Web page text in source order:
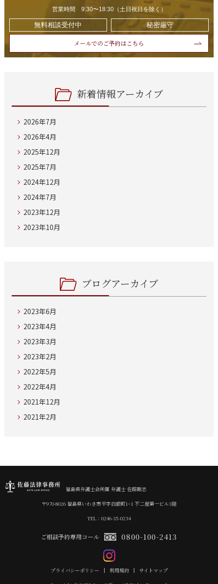
営業時間 9:30〜18:30（土日祝日を除く）
無料相談受付中 秘密厳守
メールでのご予約はこちら
新着情報アーカイブ
2026年7月
2026年4月
2025年12月
2025年7月
2024年12月
2024年7月
2023年12月
2023年10月
ブログアーカイブ
2023年6月
2023年4月
2023年3月
2023年2月
2022年5月
2022年4月
2021年12月
2021年2月
福島県弁護士会所属 弁護士 佐藤剛志
〒970-8026 福島県いわき市平字白銀町1−1 不二屋第一ビル3階
TEL：0246-35-0234
ご相談予約専用コール 0800-100-2413
プライバシーポリシー 利用規約
サイトマップ